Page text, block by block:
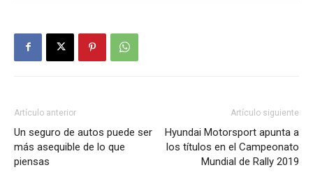
Artículo anterior
Un seguro de autos puede ser
más asequible de lo que
piensas
Artículo siguiente
Hyundai Motorsport apunta a
los títulos en el Campeonato
Mundial de Rally 2019